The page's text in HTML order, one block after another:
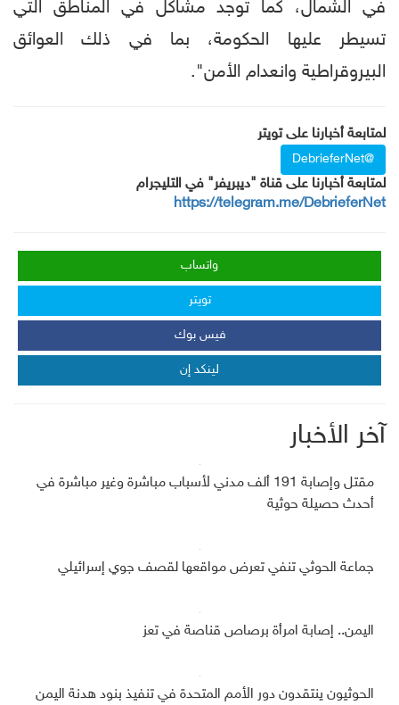
في الشمال، كما توجد مشاكل في المناطق التي
تسيطر عليها الحكومة، بما في ذلك العوائق
البيروقراطية وانعدام الأمن".
لمتابعة أخبارنا على تويتر
@DebrieferNet
لمتابعة أخبارنا على قناة "ديبريفر" في التليجرام
https://telegram.me/DebrieferNet
واتساب
تويتر
فيس بوك
لينكد إن
آخر الأخبار
مقتل وإصابة 191 ألف مدني لأسباب مباشرة وغير مباشرة في
أحدث حصيلة حوثية
جماعة الحوثي تنفي تعرض مواقعها لقصف جوي إسرائيلي
اليمن.. إصابة امرأة برصاص قناصة في تعز
الحوثيون ينتقدون دور الأمم المتحدة في تنفيذ بنود هدنة اليمن